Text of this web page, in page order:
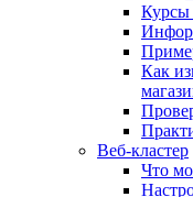
Курсы
Как
Веб-кластер
Что